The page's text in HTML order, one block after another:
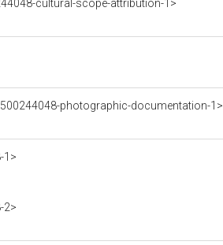
cultural-scope-attribution-1>
photographic-documentation-1>
1>
2>